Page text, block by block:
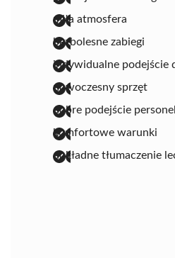
miła atmosfera
bezbolesne zabiegi
indywidualne podejście
nowoczesny sprzęt
dobre podejście
komfortowe warunki
dokładne tłumaczenie